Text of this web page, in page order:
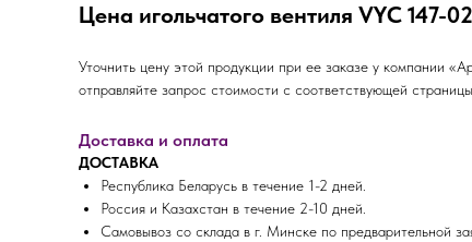
Цена игольчатого вентиля VYC 147-02
Уточнить цену этой продукции при ее заказе у компании
отправляйте запрос стоимости с соответствующей
Доставка и оплата
ДОСТАВКА
Республика Беларусь в течение 1-2 дней.
Россия и Казахстан в течение 2-10 дней.
Самовывоз со склада в г. Минске по предварительной